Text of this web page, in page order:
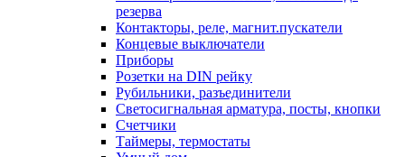
резерва
Контакторы, реле, магнит.пускатели
Концевые выключатели
Приборы
Розетки на DIN рейку
Рубильники, разъединители
Светосигнальная арматура, посты, кнопки
Счетчики
Таймеры, термостаты